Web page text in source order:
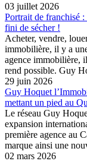
03 juillet 2026
Portrait de franchisé
fini de sécher !
Acheter, vendre,
immobilière, il y a
agence immobilière,
rend possible. Guy
29 juin 2026
Guy Hoquet
mettant un pied au
Le réseau Guy
expansion
première agence au
marque ainsi une
02 mars 2026